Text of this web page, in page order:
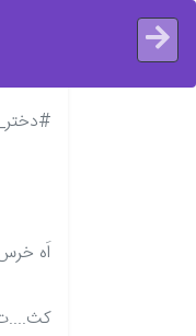
اَه
کث....ت